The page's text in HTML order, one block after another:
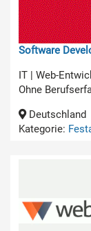
Software
IT | Web-
Ohne
Deutschland
Kategorie: